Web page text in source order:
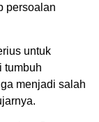
persoalan
untuk
tumbuh
menjadi salah